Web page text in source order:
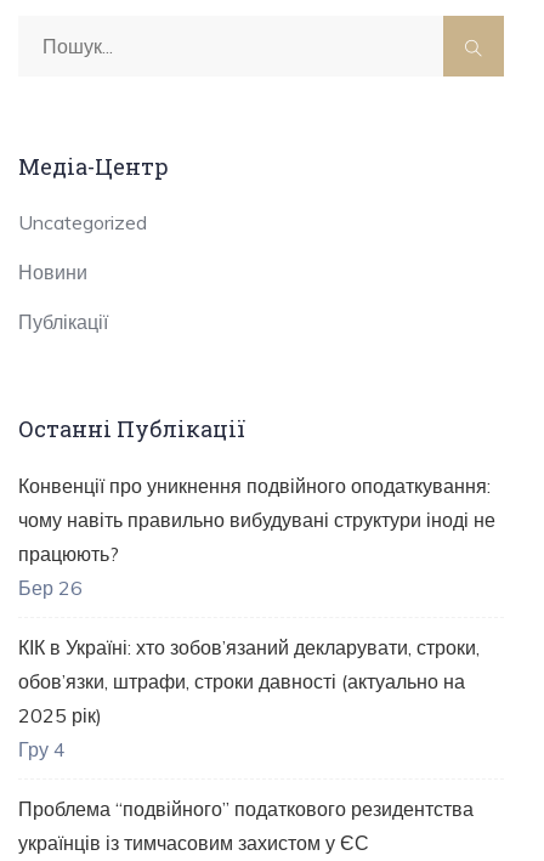
Медіа-Центр
Uncategorized
Новини
Публікації
Останні Публікації
Конвенції про уникнення подвійного оподаткування:
чому навіть правильно вибудувані структури іноді не
працюють?
Бер 26
КІК в Україні: хто зобов’язаний декларувати, строки,
обов’язки, штрафи, строки давності (актуально на
2025 рік)
Гру 4
Проблема “подвійного” податкового резидентства
українців із тимчасовим захистом у ЄС